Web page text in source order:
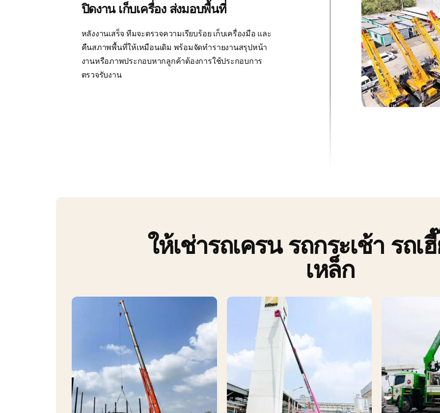
ปิดงาน เก็บเครื่อง ส่งมอบพื้นที่
หลังงานเสร็จ ทีมจะตรวจความเรียบร้อย เก็บเครื่องมือ และ
คืนสภาพพื้นที่ให้เหมือนเดิม พร้อมจัดทำรายงานสรุปหน้า
งานหรือภาพประกอบหากลูกค้าต้องการใช้ประกอบการ
ตรวจรับงาน
ให้เช่ารถเครน รถกระเช้า รถเ
เหล็ก